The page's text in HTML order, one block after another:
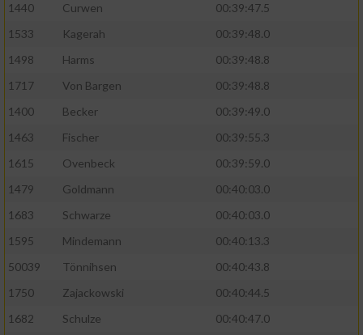
1440
Curwen
00:39:47.5
1533
Kagerah
00:39:48.0
1498
Harms
00:39:48.8
1717
Von Bargen
00:39:48.8
1400
Becker
00:39:49.0
1463
Fischer
00:39:55.3
1615
Ovenbeck
00:39:59.0
1479
Goldmann
00:40:03.0
1683
Schwarze
00:40:03.0
1595
Mindemann
00:40:13.3
50039
Tönnihsen
00:40:43.8
1750
Zajackowski
00:40:44.5
1682
Schulze
00:40:47.0
Geräte anhand von aktiv angeforderten
Informationen identifizieren
Nicht-IAB-Verarbeitungszwecke:
Notwendig
Performance
Funktional
Werbung